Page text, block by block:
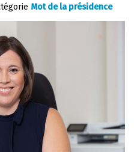
Mot de la présidence